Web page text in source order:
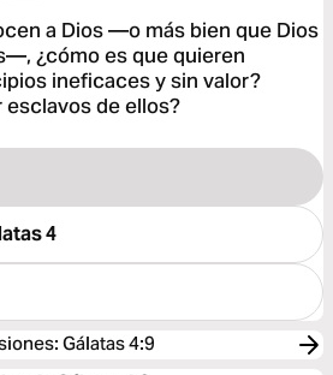
a Dios —o más bien que Dios
¿cómo es que quieren
ineficaces y sin valor?
esclavos de ellos?
4
: Gálatas 4:9